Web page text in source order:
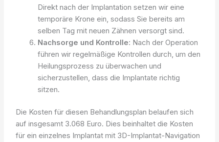
Direkt nach der Implantation setzen wir eine
temporäre Krone ein, sodass Sie bereits am
selben Tag mit neuen Zähnen versorgt sind.
Nachsorge und Kontrolle: Nach der Operation
führen wir regelmäßige Kontrollen durch, um den
Heilungsprozess zu überwachen und
sicherzustellen, dass die Implantate richtig
sitzen.
Die Kosten für diesen Behandlungsplan belaufen sich
auf insgesamt 3.068 Euro. Dies beinhaltet die Kosten
für ein einzelnes Implantat mit 3D-Implantat-Navigation